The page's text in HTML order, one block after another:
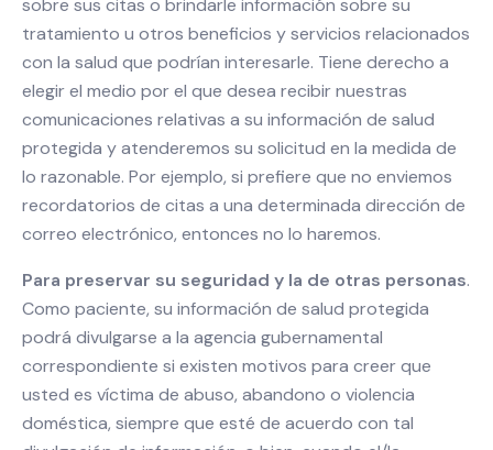
sobre sus citas o brindarle información sobre su
tratamiento u otros beneficios y servicios relacionados
con la salud que podrían interesarle. Tiene derecho a
elegir el medio por el que desea recibir nuestras
comunicaciones relativas a su información de salud
protegida y atenderemos su solicitud en la medida de
lo razonable. Por ejemplo, si prefiere que no enviemos
recordatorios de citas a una determinada dirección de
correo electrónico, entonces no lo haremos.
Para preservar su seguridad y la de otras personas.
Como paciente, su información de salud protegida
podrá divulgarse a la agencia gubernamental
correspondiente si existen motivos para creer que
usted es víctima de abuso, abandono o violencia
doméstica, siempre que esté de acuerdo con tal